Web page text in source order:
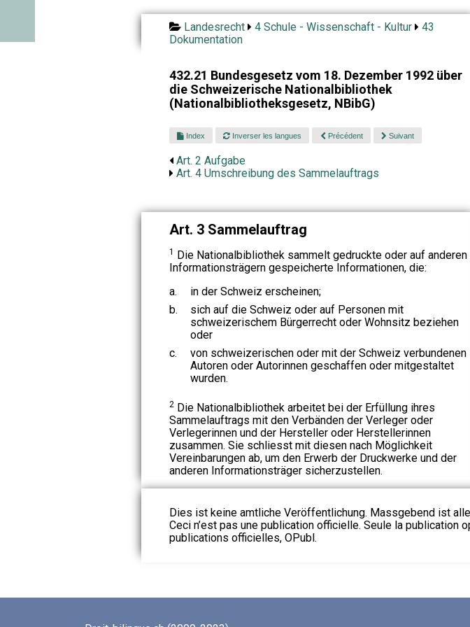
Landesrecht 4 Schule - Wissenschaft - Kultur
43
Dokumentation
432.21 Bundesgesetz vom 18. Dezember 1992 über
die Schweizerische Nationalbibliothek
(Nationalbibliotheksgesetz, NBibG)
Index Inverser les langues Précédent Suivant
Art. 2 Aufgabe
Art. 4 Umschreibung des Sammelauftrags
Art. 3 Sammelauftrag
1 Die Nationalbibliothek sammelt gedruckte oder auf anderen
Informationsträgern gespeicherte Informationen, die:
a.
in der Schweiz erscheinen;
b.
sich auf die Schweiz oder auf Personen mit
schweizerischem Bürgerrecht oder Wohnsitz beziehen
oder
c.
von schweizerischen oder mit der Schweiz verbundenen
Autoren oder Autorinnen geschaffen oder mitgestaltet
wurden.
2Die Nationalbibliothek arbeitet bei der Erfüllung ihres
Sammelauftrags mit den Verbänden der Verleger oder
Verlegerinnen und der Hersteller oder Herstellerinnen
zusammen. Sie schliesst mit diesen nach Möglichkeit
Vereinbarungen ab, um den Erwerb der Druckwerke und der
anderen Informationsträger sicherzustellen.
Dies ist keine amtliche Veröffentlichung. Massgebend ist
Ceci n’est pas une publication officielle. Seule la publication
publications officielles, OPubl.